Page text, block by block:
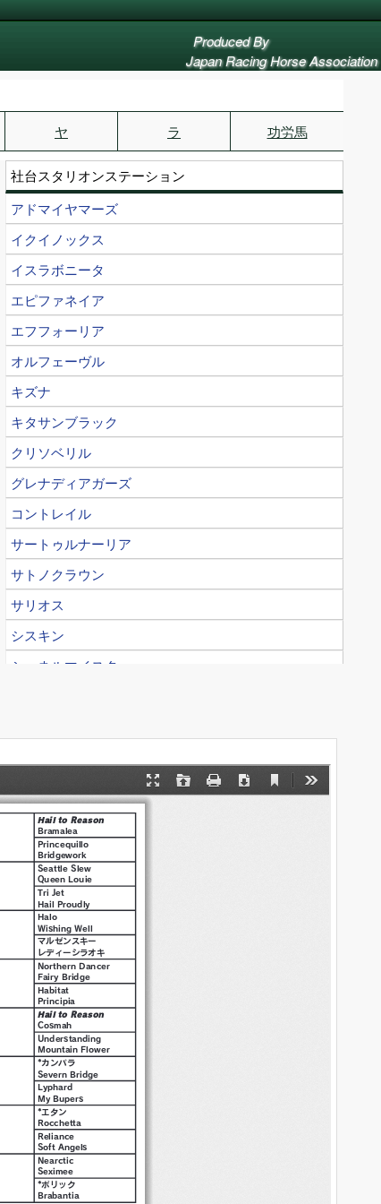
Produced By
Japan Racing Horse Association
ヤ ラ 功労馬
社台スタリオンステーション
アドマイヤマーズ
イクイノックス
イスラボニータ
エピファネイア
エフフォーリア
オルフェーヴル
キズナ
キタサンブラック
クリソベリル
グレナディアガーズ
コントレイル
サートゥルナーリア
サトノクラウン
サリオス
シスキン
シュネルマイスター
ナダル
ハービンジャー
ポエティックフレア
ホットロッドチャーリー
マインドユアビスケッツ
モーリス
ルーラーシップ
ルヴァンスレーヴ
レイデオロ
ロードカナロア